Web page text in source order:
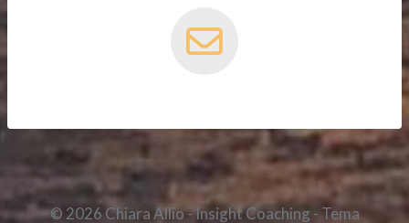
© 2026 Chiara Allio - Insight Coaching - Tema